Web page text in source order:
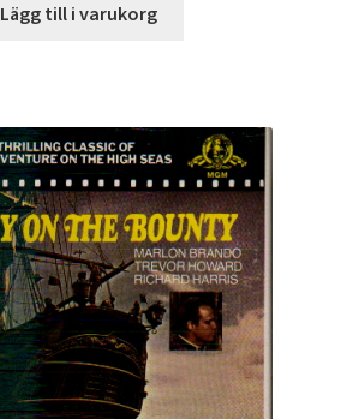
Lägg till i varukorg